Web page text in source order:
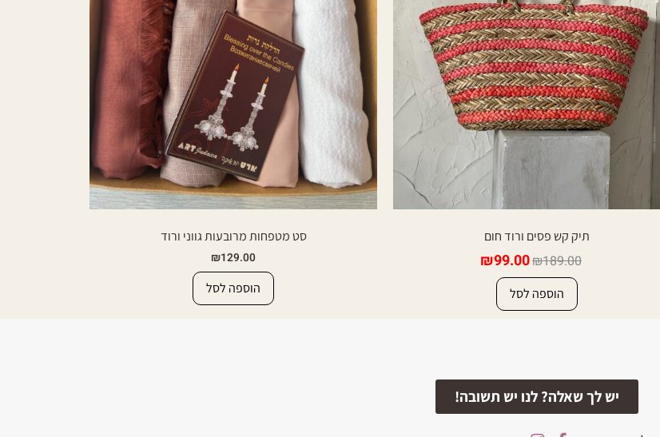
תיק קש פסים ורוד חום
₪189.00
₪99.00
הוספה לסל
סט מטפחות מרובעות גווני ורוד
₪129.00
הוספה לסל
יש לך שאלה? לנו יש תשובה!